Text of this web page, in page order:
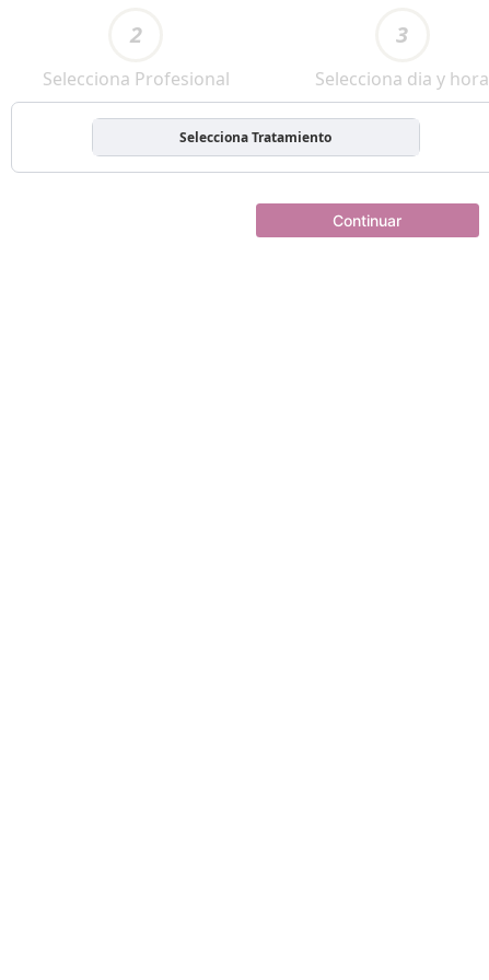
2
Selecciona Profesional
3
Selecciona dia y hora
Selecciona Tratamiento
Continuar